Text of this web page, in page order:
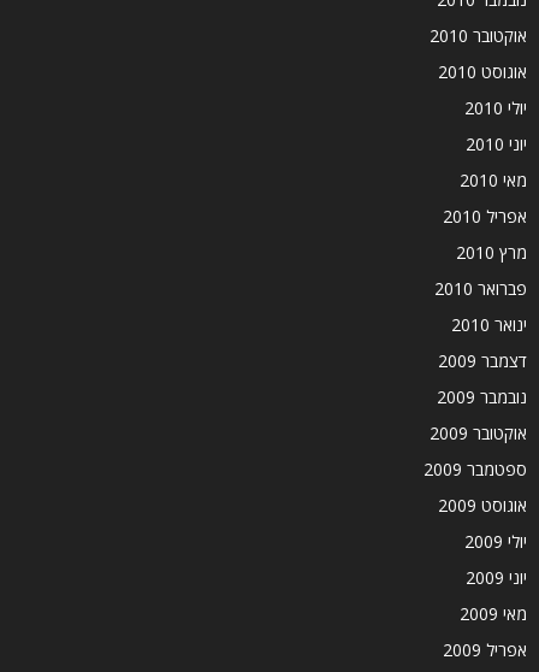
אוקטובר 2010
אוגוסט 2010
יולי 2010
יוני 2010
מאי 2010
אפריל 2010
מרץ 2010
פברואר 2010
ינואר 2010
דצמבר 2009
נובמבר 2009
אוקטובר 2009
ספטמבר 2009
אוגוסט 2009
יולי 2009
יוני 2009
מאי 2009
אפריל 2009